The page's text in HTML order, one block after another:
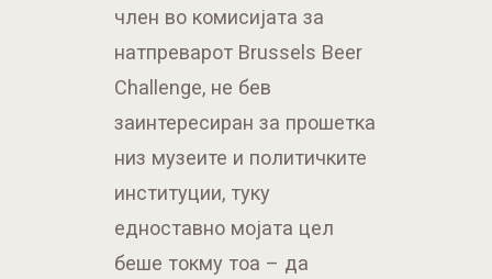
член во комисијата за
натпреварот Brussels Beer
Challenge, не бев
заинтересиран за прошетка
низ музеите и политичките
институции, туку
едноставно мојата цел
беше токму тоа – да